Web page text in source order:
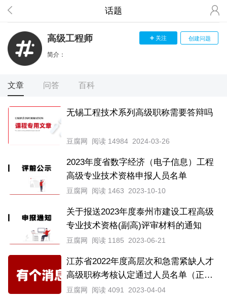
话题
高级工程师 创建问题
关注
简介：
文章 问答 百科
无锡工程技术系列高级职称需要答辩吗
豆腐网 阅读 14984 2024-03-26
2023年度省数字经济（电子信息）工程
高级专业技术资格申报人员名单
豆腐网 阅读 1463 2023-10-10
关于报送2023年度泰州市建设工程高级
专业技术资格(副高)评审材料的通知
豆腐网 阅读 1185 2023-06-21
江苏省2022年度高层次和急需紧缺人才
高级职称考核认定通过人员名单（正高
第一批）
豆腐网 阅读 4091 2023-04-04